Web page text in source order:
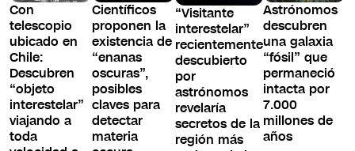
Con
telescopio
ubicado en
Chile:
Descubren
“objeto
interestelar”
viajando a
toda
Científicos
proponen la
existencia de
“enanas
oscuras”,
posibles
claves para
detectar
materia
“Visitante
interestelar”
recientemente
descubierto
por
astrónomos
revelaría
secretos de la
región más
Astrónomos
descubren
una galaxia
“fósil” que
permaneció
intacta por
7.000
millones de
años